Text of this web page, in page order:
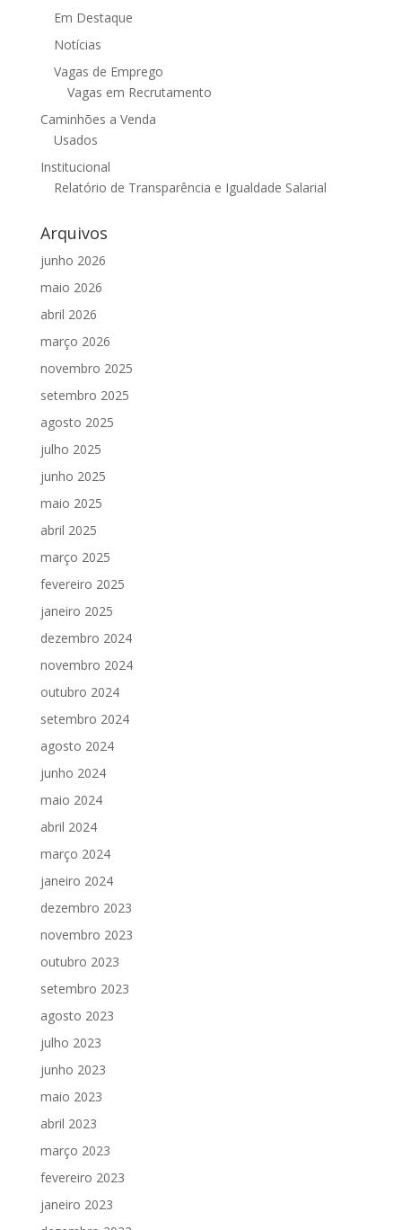
Em Destaque
Notícias
Vagas de Emprego
Vagas em Recrutamento
Caminhões a Venda
Usados
Institucional
Relatório de Transparência e Igualdade Salarial
Arquivos
junho 2026
maio 2026
abril 2026
março 2026
novembro 2025
setembro 2025
agosto 2025
julho 2025
junho 2025
maio 2025
abril 2025
março 2025
fevereiro 2025
janeiro 2025
dezembro 2024
novembro 2024
outubro 2024
setembro 2024
agosto 2024
junho 2024
maio 2024
abril 2024
março 2024
janeiro 2024
dezembro 2023
novembro 2023
outubro 2023
setembro 2023
agosto 2023
julho 2023
junho 2023
maio 2023
abril 2023
março 2023
fevereiro 2023
janeiro 2023